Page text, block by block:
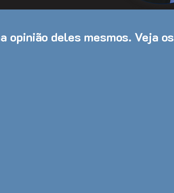
deles mesmos. Veja os